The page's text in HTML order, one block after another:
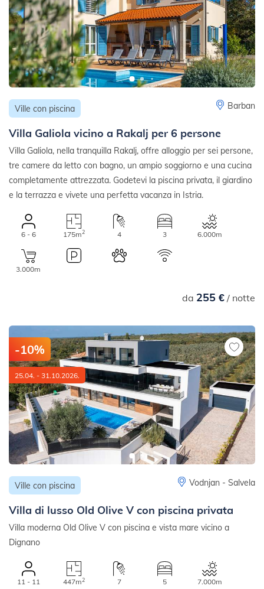
Ville con piscina Barban
Villa Galiola vicino a Rakalj per 6 persone
Villa Galiola, nella tranquilla Rakalj, offre alloggio per sei persone,
tre camere da letto con bagno, un ampio soggiorno e una cucina
completamente attrezzata. Godetevi la piscina privata, il giardino
e la terrazza e vivete una perfetta vacanza in Istria.
6 - 6 175m2 4 3 6.000m
3.000m
da 255 €/ notte
-10%
25.04. - 31.10.2026.
Ville con piscina Vodnjan - Salvela
Villa di lusso Old Olive V con piscina privata
Villa moderna Old Olive V con piscina e vista mare vicino a
Dignano
11 - 11 447m2 7 5 7.000m